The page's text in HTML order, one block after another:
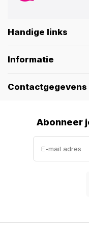
Handige links
Informatie
Contactgegevens
Abonneer